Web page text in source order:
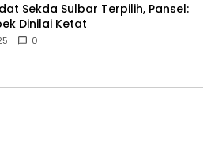
Sekda Sulbar Terpilih, Pansel:
Dinilai Ketat
0